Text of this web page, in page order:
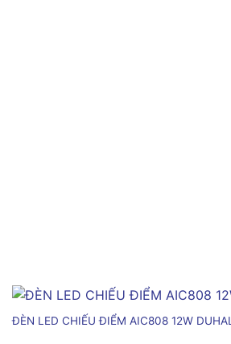
ĐÈN LED CHIẾU ĐIỂM AIC808 12W DUHAL